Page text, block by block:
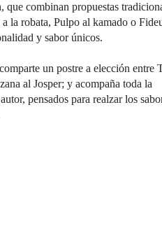
que combinan propuestas
la robata, Pulpo al kamado o
y sabor únicos.
un postre a elección entre
al Josper; y acompaña toda la
pensados para realzar los